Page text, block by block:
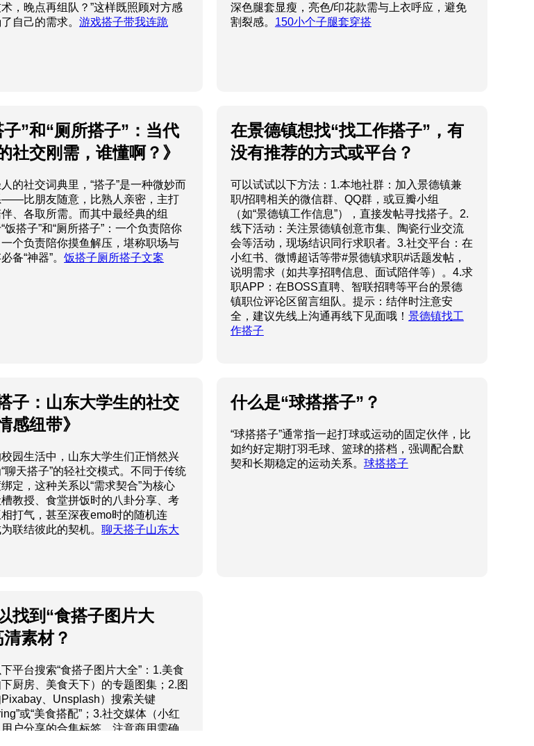
，晚点再组队？”这样既照顾对方感
自己的需求。游戏搭子带我连跪
深色腿套显瘦，亮色/印花款需与上衣呼应，避免
割裂感。 150小个子腿套穿搭
子”和“厕所搭子”：当代
社交刚需，谁懂啊？》
的社交词典里，“搭子”是一种微妙而
——比朋友随意，比熟人亲密，主打
、各取所需。而其中最经典的组
饭搭子”和“厕所搭子”：一个负责陪你
个负责陪你摸鱼解压，堪称职场与
备“神器”。饭搭子厕所搭子文案
在景德镇想找“找工作搭子”，有
没有推荐的方式或平台？
可以试试以下方法：1.本地社群：加入景德镇兼
职/招聘相关的微信群、QQ群，或豆瓣小组
（如“景德镇工作信息”），直接发帖寻找搭子。2.
线下活动：关注景德镇创意市集、陶瓷行业交流
会等活动，现场结识同行求职者。3.社交平台：在
小红书、微博超话等带#景德镇求职#话题发帖，
说明需求（如共享招聘信息、面试陪伴等）。4.求
职APP：在BOSS直聘、智联招聘等平台的景德
镇职位评论区留言组队。提示：结伴时注意安
全，建议先线上沟通再线下见面哦！ 景德镇找工
作搭子
子：山东大学生的社交
感纽带》
园生活中，山东大学生们正悄然兴
聊天搭子”的轻社交模式。不同于传统
定，这种关系以“需求契合”为核心
教授、食堂拼饭时的八卦分享、考
打气，甚至深夜emo时的随机连
联结彼此的契机。聊天搭子山东大
什么是“球搭搭子”？
“球搭搭子”通常指一起打球或运动的固定伙伴，比
如约好定期打羽毛球、篮球的搭档，强调配合默
契和长期稳定的运动关系。 球搭搭子
找到“食搭子图片大
素材？
平台搜索“食搭子图片大全”：1.美食
厨房、美食天下）的专题图集；2.图
Pixabay、Unsplash）搜索关键
或“美食搭配”；3.社交媒体（小红
户分享的合集标签。注意商用需确